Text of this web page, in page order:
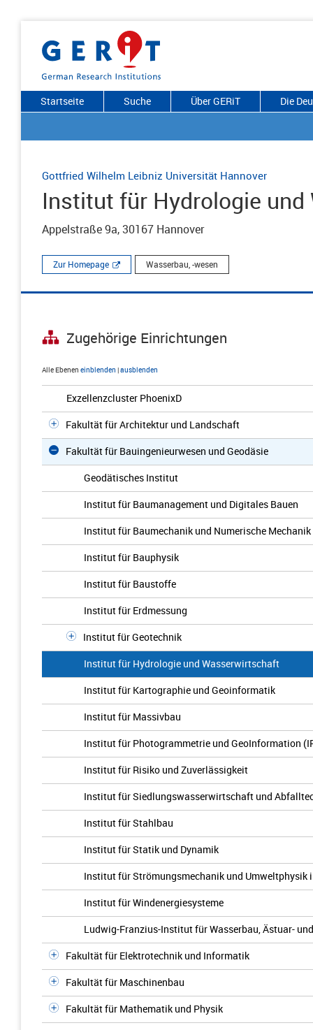
Startseite Suche Über GERiT Die
Gottfried Wilhelm Leibniz Universität Hannover
Institut für Hydrologie
Appelstraße 9a, 30167 Hannover
Zur Homepage Wasserbau, -wesen
Zugehörige Einrichtungen
Alle Ebenen einblenden |ausblenden
Exzellenzcluster PhoenixD
Fakultät für Architektur und Landschaft
Fakultät für Bauingenieurwesen und Geodäsie
Geodätisches Institut
Institut für Baumanagement und Digitales Bauen
Institut für Baumechanik und Numerische
Institut für Bauphysik
Institut für Baustoffe
Institut für Erdmessung
Institut für Geotechnik
Institut für Hydrologie und Wasserwirtschaft
Institut für Kartographie und Geoinformatik
Institut für Massivbau
Institut für Photogrammetrie und GeoInformation
Institut für Risiko und Zuverlässigkeit
Institut für Siedlungswasserwirtschaft und
Institut für Stahlbau
Institut für Statik und Dynamik
Institut für Strömungsmechanik und Umweltphysik
Institut für Windenergiesysteme
Ludwig-Franzius-Institut für Wasserbau, Ästuar-
Fakultät für Elektrotechnik und Informatik
Fakultät für Maschinenbau
Fakultät für Mathematik und Physik